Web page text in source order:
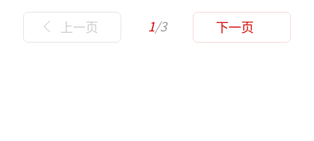
上一页 1/3 下一页